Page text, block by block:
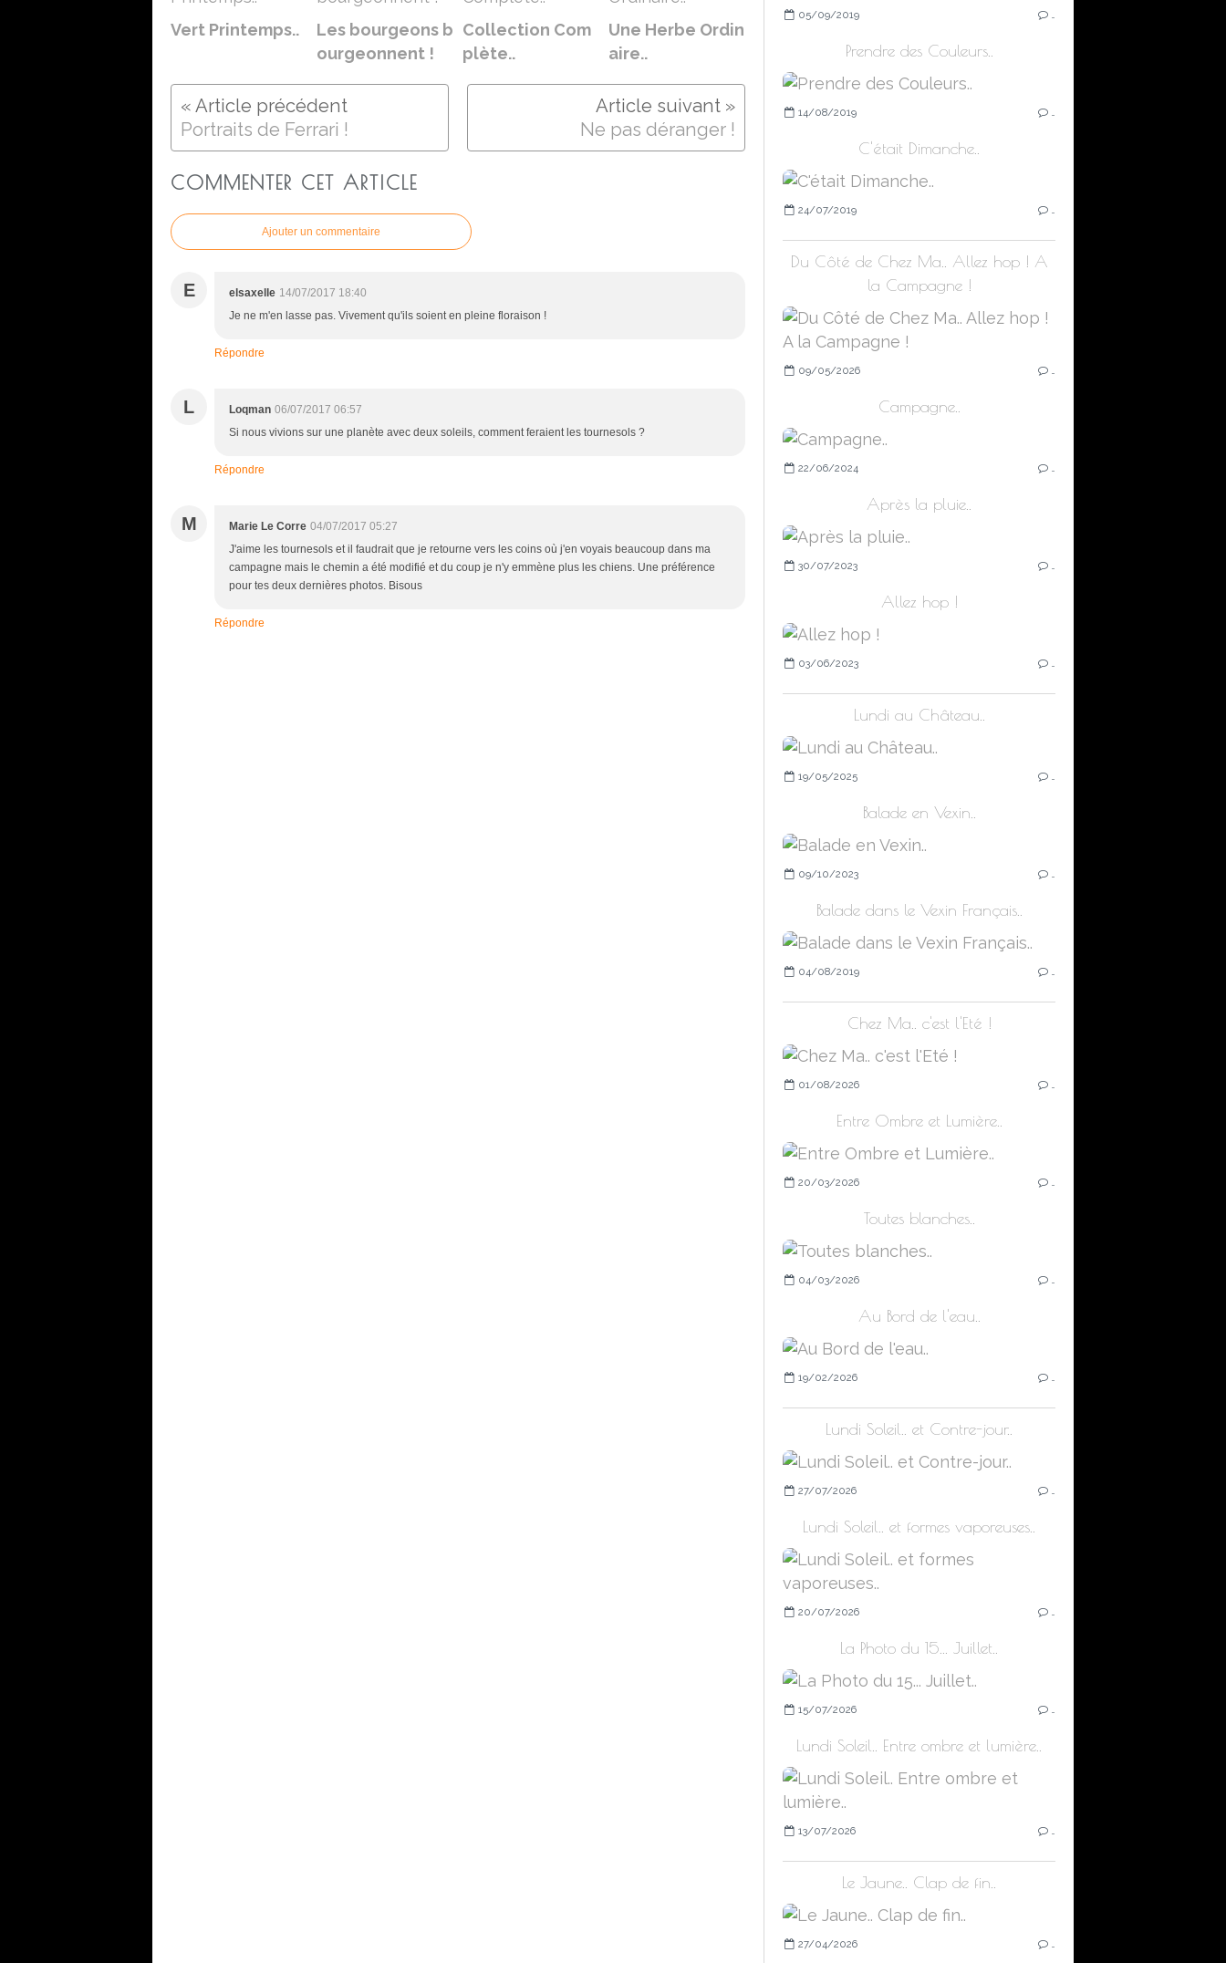
Vert Printemps..
Les bourgeons b
ourgeonnent !
Collection Com
plète..
Une Herbe Ordin
aire..
Portraits de Ferrari ! Ne pas déranger !
COMMENTER CET ARTICLE
Ajouter un commentaire
E elsaxelle 14/07/2017 18:40
Je ne m'en lasse pas. Vivement qu'ils soient en pleine floraison !
Répondre
L Loqman 06/07/2017 06:57
Si nous vivions sur une planète avec deux soleils, comment feraient les tournesols ?
Répondre
M Marie Le Corre 04/07/2017 05:27
J'aime les tournesols et il faudrait que je retourne vers les coins où j'en voyais beaucoup dans ma
campagne mais le chemin a été modifié et du coup je n'y emmène plus les chiens. Une préférence
pour tes deux dernières photos. Bisous
Répondre
05/09/2019
Prendre des Couleurs..
14/08/2019
C'était Dimanche..
24/07/2019
Du Côté de Chez Ma.. Allez hop ! A
la Campagne !
09/05/2026
Campagne..
22/06/2024
Après la pluie..
30/07/2023
Allez hop !
03/06/2023
Lundi au Château..
19/05/2025
Balade en Vexin..
09/10/2023
Balade dans le Vexin Français..
04/08/2019
Chez Ma.. c'est l'Eté !
01/08/2026
Entre Ombre et Lumière..
20/03/2026
Toutes blanches..
04/03/2026
Au Bord de l'eau..
19/02/2026
Lundi Soleil.. et Contre-jour..
27/07/2026
Lundi Soleil.. et formes vaporeuses..
20/07/2026
La Photo du 15... Juillet..
15/07/2026
Lundi Soleil.. Entre ombre et lumière..
13/07/2026
Le Jaune.. Clap de fin..
27/04/2026